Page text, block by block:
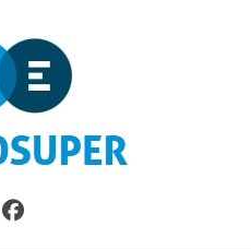
gli argomenti di cui vuoi
di più